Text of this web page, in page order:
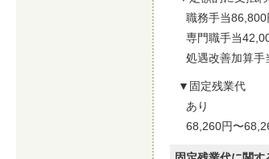
職務手当
専門職手当
処遇改善加算手
固定残業代
あり
68,260円〜